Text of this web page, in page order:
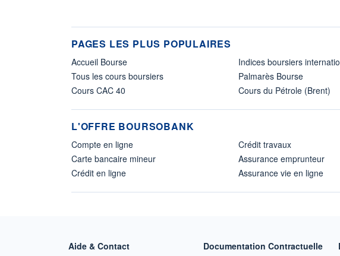
PAGES LES PLUS POPULAIRES
Accueil Bourse
Tous les cours boursiers
Cours CAC 40
Indices boursiers
Palmarès Bourse
Cours du Pétrole (Brent)
L'OFFRE BOURSOBANK
Compte en ligne
Carte bancaire mineur
Crédit en ligne
Crédit travaux
Assurance emprunteur
Assurance vie en ligne
Aide & Contact Documentation Contractuelle